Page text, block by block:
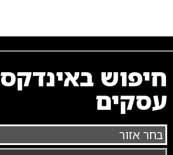
חיפוש באינדקס
עסקים